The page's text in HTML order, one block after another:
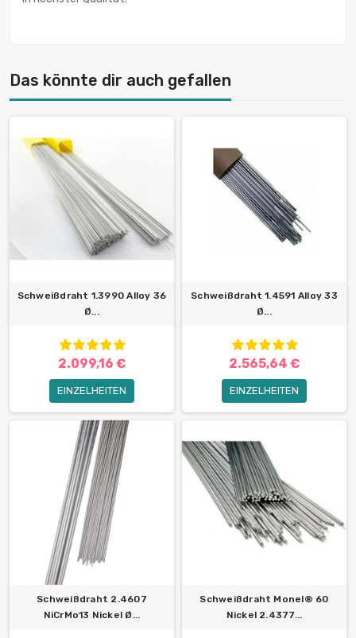
Das könnte dir auch gefallen
Schweißdraht 1.3990 Alloy 36
Ø...
2.099,16 €
EINZELHEITEN
Schweißdraht 1.4591 Alloy 33
Ø...
2.565,64 €
EINZELHEITEN
Schweißdraht 2.4607
NiCrMo13 Nickel Ø...
Schweißdraht Monel® 60
Nickel 2.4377...